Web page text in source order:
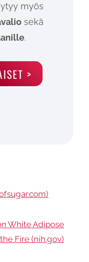
myös
sekä
.
>
White Adipose
Fire (nih.gov)